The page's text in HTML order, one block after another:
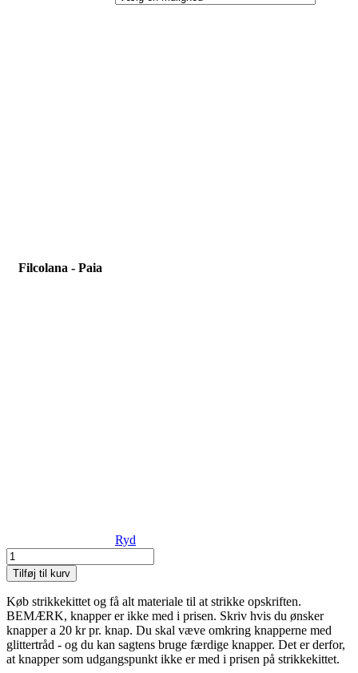
Filcolana - Paia
Ryd
Strikkekit
til
Glam
Rock
Cardigan
antal
Tilføj til kurv
Køb strikkekittet og få alt materiale til at strikke opskriften.
BEMÆRK, knapper er ikke med i prisen. Skriv hvis du ønsker
knapper a 20 kr pr. knap. Du skal væve omkring knapperne med
glittertråd - og du kan sagtens bruge færdige knapper. Det er derfor,
at knapper som udgangspunkt ikke er med i prisen på strikkekittet.